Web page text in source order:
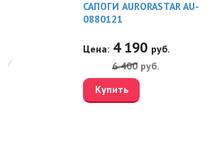
руб.
САПОГИ AURORASTAR AU-
0880121
Цена: 4 190 руб.
6 400 руб.
Купить